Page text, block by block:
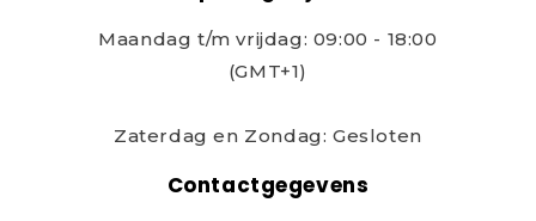
Maandag t/m vrijdag: 09:00 - 18:00
(GMT+1)
Zaterdag en Zondag: Gesloten
Contactgegevens